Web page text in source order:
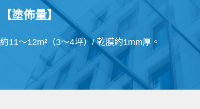
【塗佈量】
約11～12m²（3～4坪）/ 乾膜約1mm厚。